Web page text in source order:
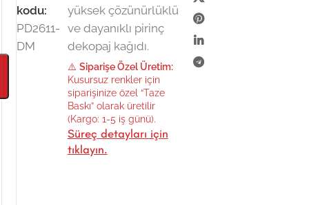
kodu:
PD2611-
DM
yüksek çözünürlüklü
ve dayanıklı pirinç
dekopaj kağıdı.
⚠️ Siparişe Özel Üretim:
Kusursuz renkler için
siparişinize özel “Taze
Baskı” olarak üretilir
(Kargo: 1-5 iş günü).
Süreç detayları için
tıklayın.